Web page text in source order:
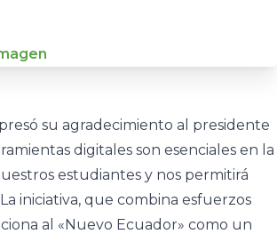
su agradecimiento al presidente
digitales son esenciales en la
estudiantes y nos permitirá
iniciativa, que combina esfuerzos
al «Nuevo Ecuador» como un